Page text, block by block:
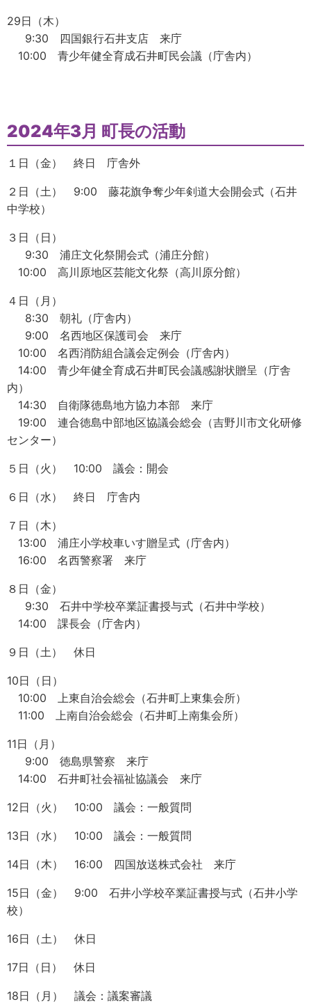
29日（木）
9:30 四国銀行石井支店 来庁
10:00 青少年健全育成石井町民会議（庁舎内）
2024年3月 町長の活動
１日（金） 終日 庁舎外
２日（土） 9:00 藤花旗争奪少年剣道大会開会式（石井
中学校）
３日（日）
9:30 浦庄文化祭開会式（浦庄分館）
10:00 高川原地区芸能文化祭（高川原分館）
４日（月）
8:30 朝礼（庁舎内）
9:00 名西地区保護司会 来庁
10:00 名西消防組合議会定例会（庁舎内）
14:00 青少年健全育成石井町民会議感謝状贈呈（庁舎
内）
14:30 自衛隊徳島地方協力本部 来庁
19:00 連合徳島中部地区協議会総会（吉野川市文化研修
センター）
５日（火） 10:00 議会：開会
６日（水） 終日 庁舎内
７日（木）
13:00 浦庄小学校車いす贈呈式（庁舎内）
16:00 名西警察署 来庁
８日（金）
9:30 石井中学校卒業証書授与式（石井中学校）
14:00 課長会（庁舎内）
９日（土） 休日
10日（日）
10:00 上東自治会総会（石井町上東集会所）
11:00 上南自治会総会（石井町上南集会所）
11日（月）
9:00 徳島県警察 来庁
14:00 石井町社会福祉協議会 来庁
12日（火） 10:00 議会：一般質問
13日（水） 10:00 議会：一般質問
14日（木） 16:00 四国放送株式会社 来庁
15日（金） 9:00 石井小学校卒業証書授与式（石井小学
校）
16日（土） 休日
17日（日） 休日
18日（月） 議会：議案審議